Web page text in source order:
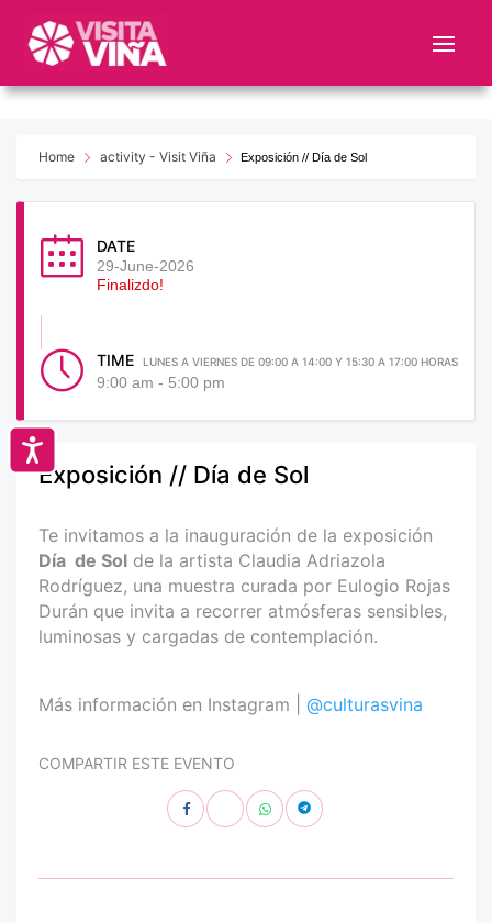
este
web
sistemaHome activity - Visit Viña Exposición // Día de Sol
DATE
29-June-2026
Finalizdo!
TIME LUNES A VIERNES DE 09:00 A 14:00 Y 15:30 A 17:00 HORAS
9:00 am - 5:00 pm
Exposición // Día de Sol
Te invitamos a la inauguración de la exposición
Día de Sol de la artista Claudia Adriazola
Rodríguez, una muestra curada por Eulogio Rojas
Durán que invita a recorrer atmósferas sensibles,
luminosas y cargadas de contemplación.
Más información en Instagram | @culturasvina
COMPARTIR ESTE EVENTO